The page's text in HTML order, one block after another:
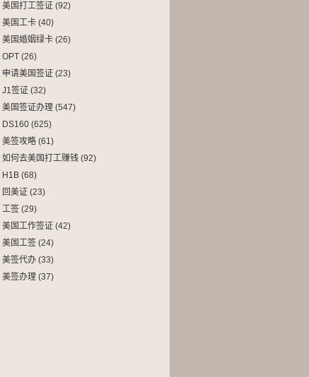
美国打工签证 (92)
美国工卡 (40)
美国婚姻绿卡 (26)
OPT (26)
申请美国签证 (23)
J1签证 (32)
美国签证办理 (547)
DS160 (625)
美签攻略 (61)
如何去美国打工赚钱 (92)
H1B (68)
回美证 (23)
工签 (29)
美国工作签证 (42)
美国工签 (24)
美签代办 (33)
美签办理 (37)